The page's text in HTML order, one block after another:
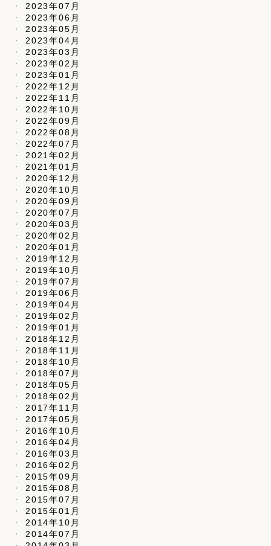
2023年07月
2023年06月
2023年05月
2023年04月
2023年03月
2023年02月
2023年01月
2022年12月
2022年11月
2022年10月
2022年09月
2022年08月
2022年07月
2021年02月
2021年01月
2020年12月
2020年10月
2020年09月
2020年07月
2020年03月
2020年02月
2020年01月
2019年12月
2019年10月
2019年07月
2019年06月
2019年04月
2019年02月
2019年01月
2018年12月
2018年11月
2018年10月
2018年07月
2018年05月
2018年02月
2017年11月
2017年05月
2016年10月
2016年04月
2016年03月
2016年02月
2015年09月
2015年08月
2015年07月
2015年01月
2014年10月
2014年07月